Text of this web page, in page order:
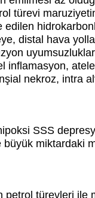
türevi
distal hava
inflamasyon,
nekroz, intra
SSS
miktardaki
petrol türevleri ile